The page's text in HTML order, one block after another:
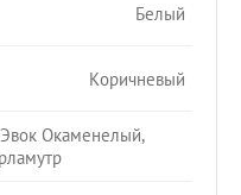
Белый
Коричневый
Окаменелый,